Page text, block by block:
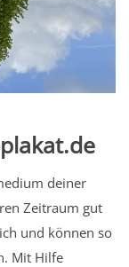
deiner
Zeitraum gut
und können so
Mit Hilfe